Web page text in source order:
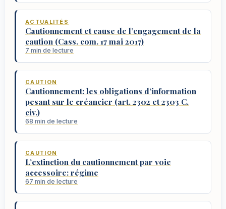
ACTUALITÉS
Cautionnement et cause de l’engagement de la
caution (Cass. com. 17 mai 2017)
7 min de lecture
CAUTION
Cautionnement: les obligations d’information
pesant sur le créancier (art. 2302 et 2303 C.
civ.)
68 min de lecture
CAUTION
L’extinction du cautionnement par voie
accessoire: régime
67 min de lecture